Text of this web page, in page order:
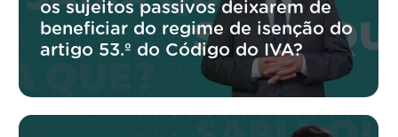
os sujeitos passivos deixarem de
beneficiar do regime de isenção do
artigo 53.º do Código do IVA?